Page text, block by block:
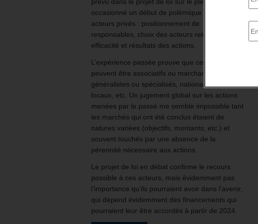
occasionné un début de polémique sur les
acteurs privés : positionnement de
responsables, choix des acteurs retenus,
efficacité et résultats des actions.
L’expérience passée prouve que ces acteurs
peuvent être associatifs ou marchands,
généralistes ou spécialisés, nationaux ou
locaux, etc. Un jugement global sur les actions
menées par le passé me semble impossible tant
les marchés qui ont été conclus étaient de
natures variées (objectifs, montants, etc.) et
souvent touchés par une absence de la
pérennité nécessaire aux actions.
Le projet de loi en débat confirme le recours
possible à ces acteurs, mais évidemment pas
l’importance qu’ils pourraient avoir dans l’avenir,
qui dépend évidemment des financements qui
pourraient leur être accordés à partir de 2024.